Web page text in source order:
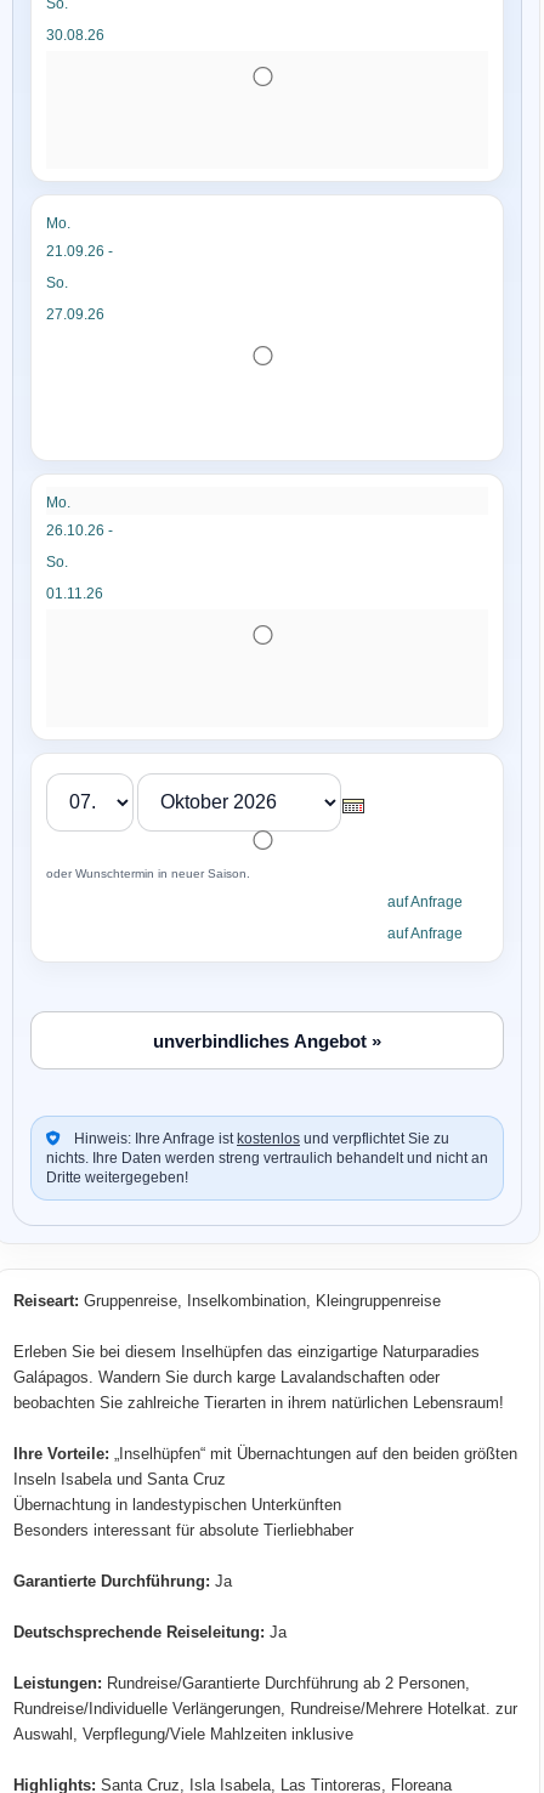
So.
30.08.26
Mo.
21.09.26 -
So.
27.09.26
Mo.
26.10.26 -
So.
01.11.26
oder Wunschtermin in neuer Saison.
auf Anfrage
auf Anfrage
Hinweis: Ihre Anfrage ist kostenlos und verpflichtet Sie zu
nichts. Ihre Daten werden streng vertraulich behandelt und nicht an
Dritte weitergegeben!
Reiseart: Gruppenreise, Inselkombination, Kleingruppenreise
Erleben Sie bei diesem Inselhüpfen das einzigartige Naturparadies
Galápagos. Wandern Sie durch karge Lavalandschaften oder
beobachten Sie zahlreiche Tierarten in ihrem natürlichen Lebensraum!
Ihre Vorteile: „Inselhüpfen“ mit Übernachtungen auf den beiden größten
Inseln Isabela und Santa Cruz
Übernachtung in landestypischen Unterkünften
Besonders interessant für absolute Tierliebhaber
Garantierte Durchführung: Ja
Deutschsprechende Reiseleitung: Ja
Leistungen: Rundreise/Garantierte Durchführung ab 2 Personen,
Rundreise/Individuelle Verlängerungen, Rundreise/Mehrere Hotelkat. zur
Auswahl, Verpflegung/Viele Mahlzeiten inklusive
Highlights: Santa Cruz, Isla Isabela, Las Tintoreras, Floreana